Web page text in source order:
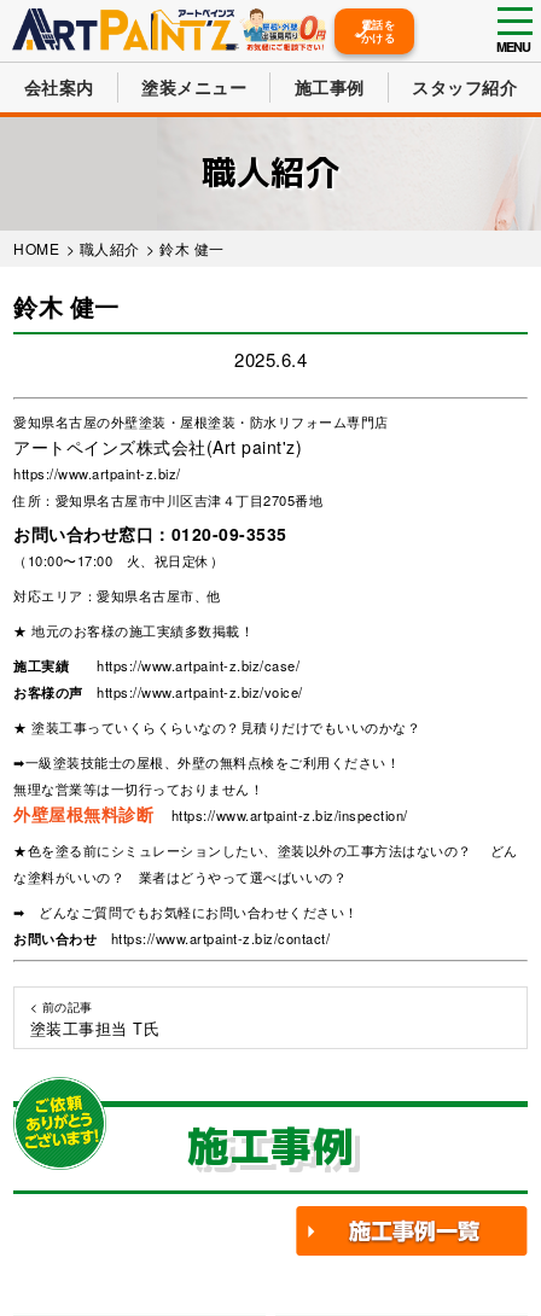
MENU
電話を
かける
会社案内 塗装メニュー 施工事例 スタッフ紹介
職人紹介
HOME > 職人紹介 > 鈴木 健一
鈴木 健一
2025.6.4
愛知県名古屋の外壁塗装・屋根塗装・防水リフォーム専門店
アートペインズ株式会社(Art paint'z)
https://www.artpaint-z.biz/
住所：愛知県名古屋市中川区吉津４丁目2705番地
お問い合わせ窓口： 0120-09-3535
（10:00〜17:00 火、祝日定休）
対応エリア：愛知県名古屋市、他
★ 地元のお客様の施工実績多数掲載！
施工実績
https://www.artpaint-z.biz/case/
お客様の声
https://www.artpaint-z.biz/voice/
★ 塗装工事っていくらくらいなの？見積りだけでもいいのかな？
➡一級塗装技能士の屋根、外壁の無料点検をご利用ください！
無理な営業等は一切行っておりません！
外壁屋根無料診断
https://www.artpaint-z.biz/inspection/
★色を塗る前にシミュレーションしたい、塗装以外の工事方法はないの？ どん
な塗料がいいの？ 業者はどうやって選べばいいの？
➡ どんなご質問でもお気軽にお問い合わせください！
お問い合わせ
https://www.artpaint-z.biz/contact/
< 前の記事
塗装工事担当 T氏
施工事例